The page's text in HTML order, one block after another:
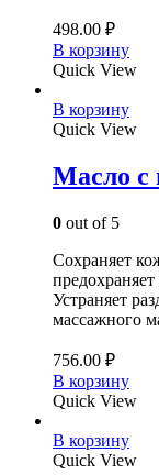
498.00 ₽
В корзину
Quick View
В корзину
Quick View
Масло с
0 out of 5
Сохраняет
Устраняет
массажного
756.00 ₽
В корзину
Quick View
В корзину
Quick View